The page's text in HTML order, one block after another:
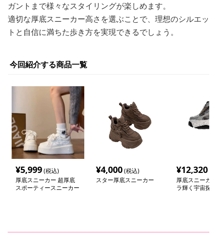
ガントまで様々なスタイリングが楽しめます。
適切な厚底スニーカー高さを選ぶことで、理想のシルエッ
トと自信に満ちた歩き方を実現できるでしょう。
今回紹介する商品一覧
¥5,999(税込)
厚底スニーカー 超厚底
スポーティースニーカー
¥4,000(税込)
スター厚底スニーカー
¥12,320
厚底スニーカ
ラ輝く宇宙探